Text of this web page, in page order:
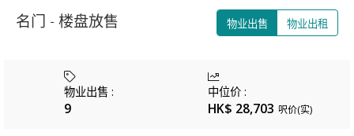
名门 - 楼盘放售 物业出售 物业出租
物业出售 :
9
中位价:
HK$ 28,703 呎价(实)